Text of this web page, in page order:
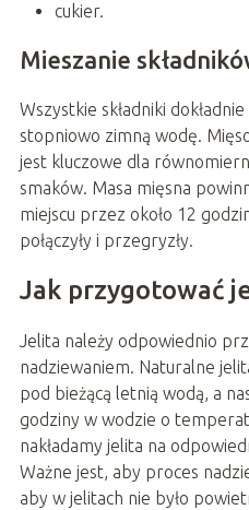
cukier.
Mieszanie
Wszystkie składniki
stopniowo zimną wodę.
jest kluczowe dla
smaków. Masa mięsna
miejscu przez około 12
połączyły i przegryzły.
Jak przygotować
Jelita należy odpowiednio
nadziewaniem. Naturalne
pod bieżącą letnią wodą, a
godziny w wodzie o
nakładamy jelita na
Ważne jest, aby proces
aby w jelitach nie było